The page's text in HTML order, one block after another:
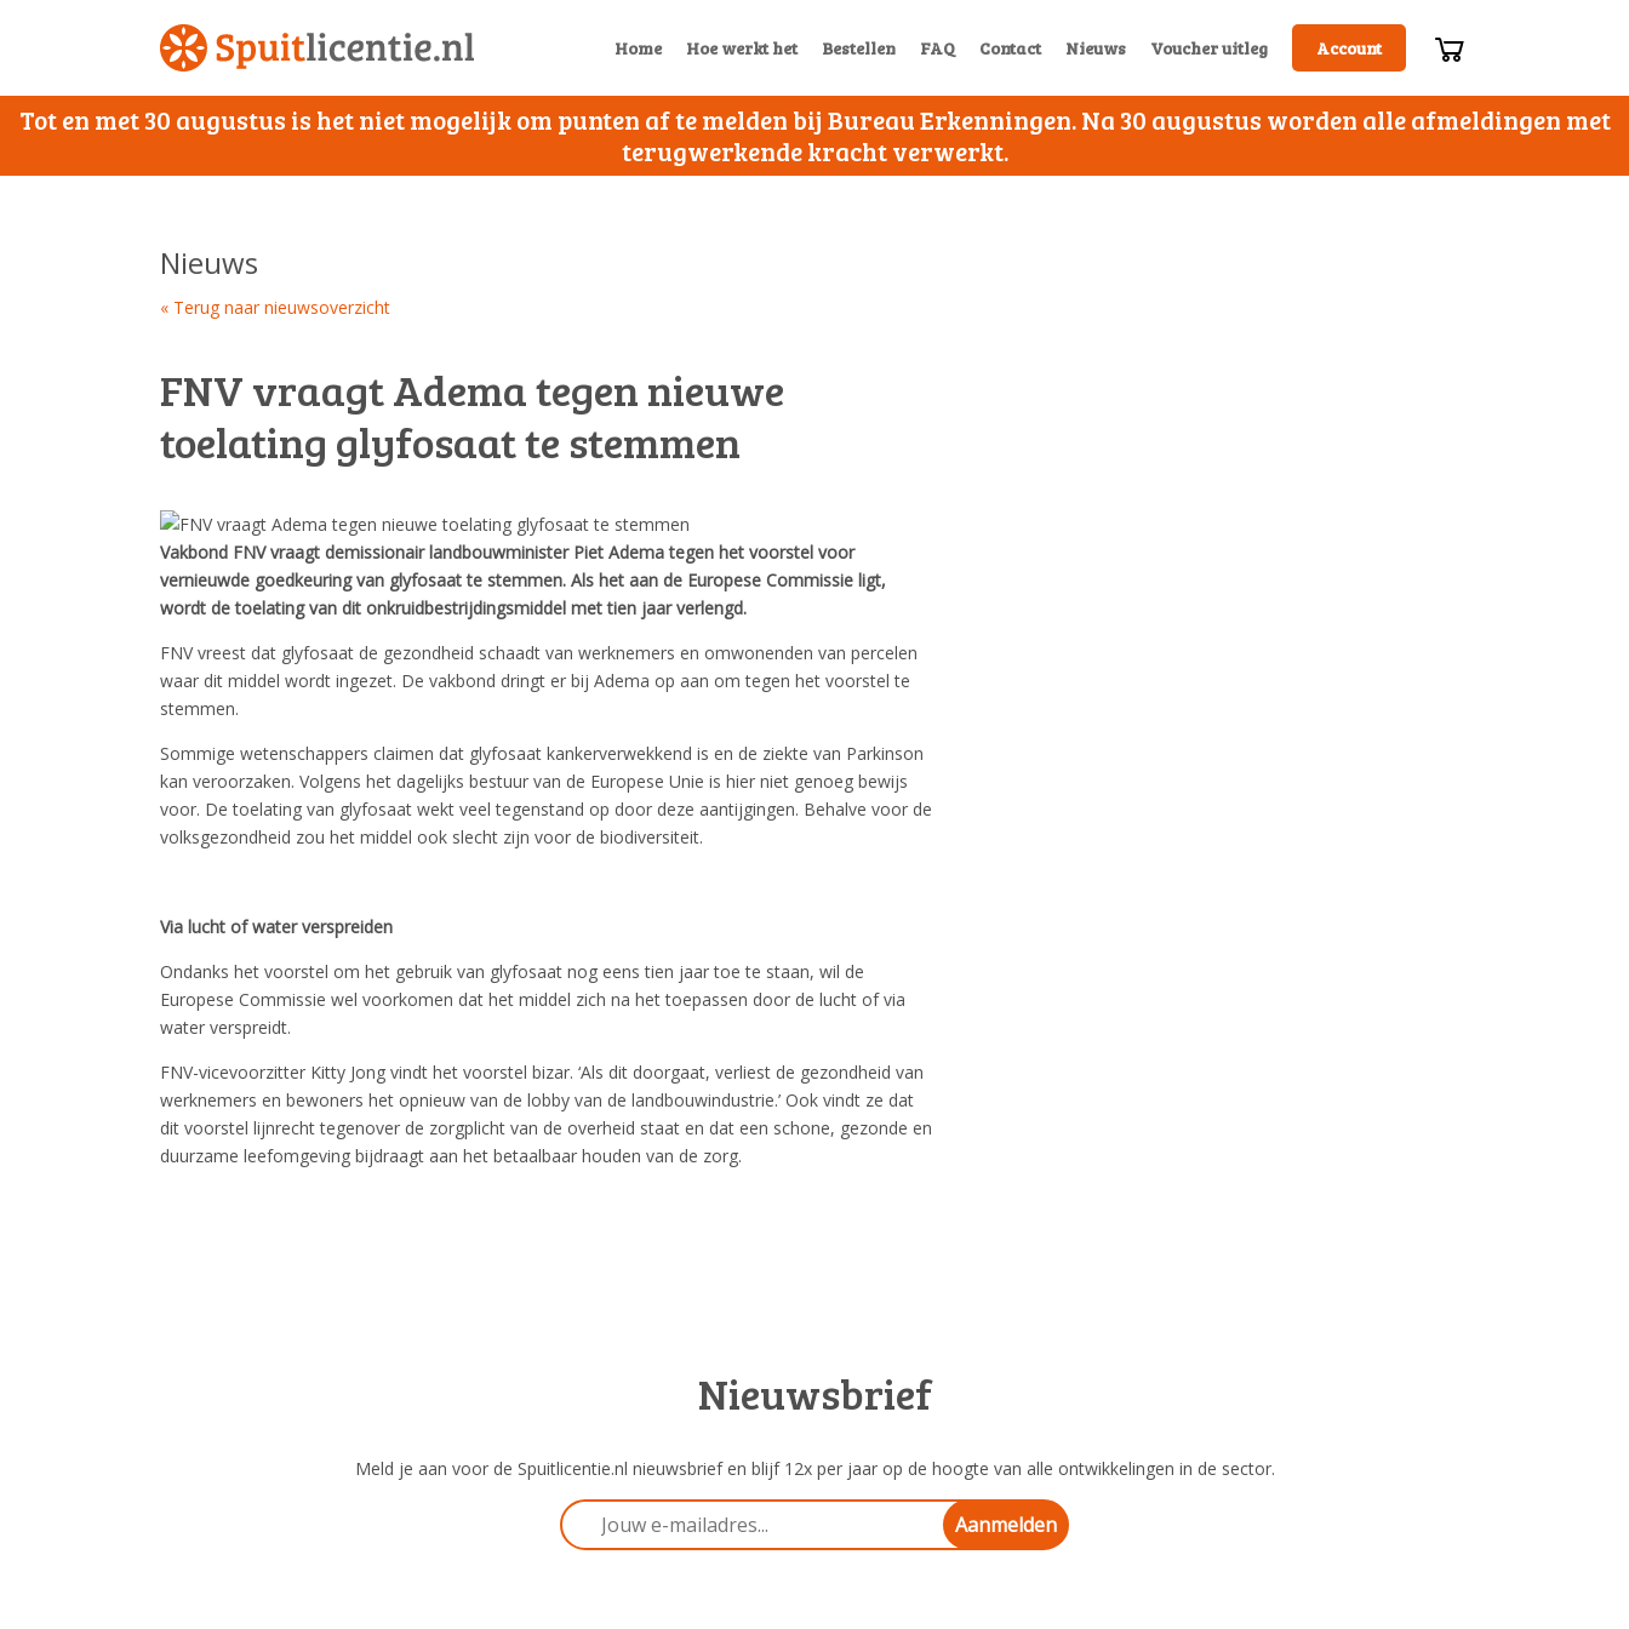
Home Hoe werkt het Bestellen FAQ Contact Nieuws Voucher uitleg Account
Tot en met 30 augustus is het niet mogelijk om punten af te melden bij Bureau Erkenningen. Na 30 augustus worden alle afmeldingen met
terugwerkende kracht verwerkt.
Nieuws
« Terug naar nieuwsoverzicht
FNV vraagt Adema tegen nieuwe
toelating glyfosaat te stemmen
Vakbond FNV vraagt demissionair landbouwminister Piet Adema tegen het voorstel voor
vernieuwde goedkeuring van glyfosaat te stemmen. Als het aan de Europese Commissie ligt,
wordt de toelating van dit onkruidbestrijdingsmiddel met tien jaar verlengd.
FNV vreest dat glyfosaat de gezondheid schaadt van werknemers en omwonenden van percelen
waar dit middel wordt ingezet. De vakbond dringt er bij Adema op aan om tegen het voorstel te
stemmen.
Sommige wetenschappers claimen dat glyfosaat kankerverwekkend is en de ziekte van Parkinson
kan veroorzaken. Volgens het dagelijks bestuur van de Europese Unie is hier niet genoeg bewijs
voor. De toelating van glyfosaat wekt veel tegenstand op door deze aantijgingen. Behalve voor de
volksgezondheid zou het middel ook slecht zijn voor de biodiversiteit.
Via lucht of water verspreiden
Ondanks het voorstel om het gebruik van glyfosaat nog eens tien jaar toe te staan, wil de
Europese Commissie wel voorkomen dat het middel zich na het toepassen door de lucht of via
water verspreidt.
FNV-vicevoorzitter Kitty Jong vindt het voorstel bizar. ‘Als dit doorgaat, verliest de gezondheid van
werknemers en bewoners het opnieuw van de lobby van de landbouwindustrie.’ Ook vindt ze dat
dit voorstel lijnrecht tegenover de zorgplicht van de overheid staat en dat een schone, gezonde en
duurzame leefomgeving bijdraagt aan het betaalbaar houden van de zorg.
Nieuwsbrief
Meld je aan voor de Spuitlicentie.nl nieuwsbrief en blijf 12x per jaar op de hoogte van alle ontwikkelingen in de sector.
Aanmelden